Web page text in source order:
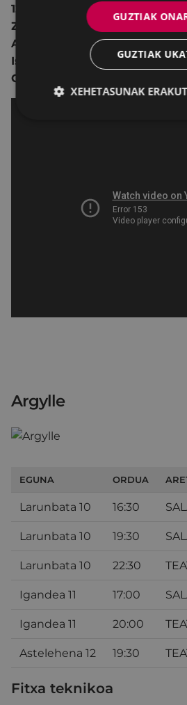
12 urtetik gorakoentzat.
Zuzendaritza: Carmen Perona
Antzezleak:
Mario Vaquerizo,
Isabel Ordaz,Aida Domènech
Cuervo.
Argylle
EGUNA ORDUA
Larunbata 10 16:30
Larunbata 10 19:30
Larunbata 10 22:30
Igandea 11 17:00
Igandea 11 20:00
Astelehena 12 19:30
Fitxa teknikoa
GUZTIAK
GUZTIAK
XEHETASUNAK